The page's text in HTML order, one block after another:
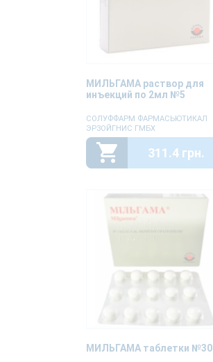
МИЛЬГАМА раствор для
инъекций по 2мл №5
СОЛУФФАРМ ФАРМАСЬЮТИКАЛ
ЭРЗОЙГНИС ГМБХ
311.4 грн.
МИЛЬГАМА таблетки №30